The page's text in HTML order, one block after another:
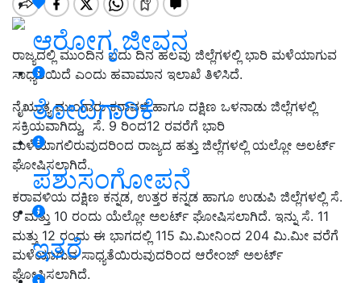
ಆರೋಗ್ಯ ಜೀವನ
ತೋಟಗಾರಿಕೆ
ಪಶುಸಂಗೋಪನೆ
ಇತರೆ
ರಾಜ್ಯದಲ್ಲಿ ಮುಂದಿನ ಐದು ದಿನ ಹಲವು ಜಿಲ್ಲೆಗಳಲ್ಲಿ ಭಾರಿ ಮಳೆಯಾಗುವ
ಸಾಧ್ಯತೆಯಿದೆ ಎಂದು ಹವಾಮಾನ ಇಲಾಖೆ ತಿಳಿಸಿದೆ.
ನೈಋುತ್ಯ ಮುಂಗಾರು ಕರಾವಳಿ ಹಾಗೂ ದಕ್ಷಿಣ ಒಳನಾಡು ಜಿಲ್ಲೆಗಳಲ್ಲಿ
ಸಕ್ರಿಯವಾಗಿದ್ದು, ಸೆ. 9 ರಿಂದ12 ರವರೆಗೆ ಭಾರಿ
ಮಳೆಯಾಗಲಿರುವುದರಿಂದ ರಾಜ್ಯದ ಹತ್ತು ಜಿಲ್ಲೆಗಳಲ್ಲಿ ಯಲ್ಲೋ ಅಲರ್ಟ್‌
ಘೋಷಿಸಲಾಗಿದೆ.
ಕರಾವಳಿಯ ದಕ್ಷಿಣ ಕನ್ನಡ, ಉತ್ತರ ಕನ್ನಡ ಹಾಗೂ ಉಡುಪಿ ಜಿಲ್ಲೆಗಳಲ್ಲಿ ಸೆ.
9 ಮತ್ತು 10 ರಂದು ಯೆಲ್ಲೋ ಅಲರ್ಟ್ ಘೋಷಿಸಲಾಗಿದೆ. ಇನ್ನು ಸೆ. 11
ಮತ್ತು 12 ರಂದು ಈ ಭಾಗದಲ್ಲಿ 115 ಮಿ.ಮೀನಿಂದ 204 ಮಿ.ಮೀ ವರೆಗೆ
ಮಳೆಯಾಗುವ ಸಾಧ್ಯತೆಯಿರುವುದರಿಂದ ಆರೇಂಜ್ ಅಲರ್ಟ್
ಘೋಷಿಸಲಾಗಿದೆ.